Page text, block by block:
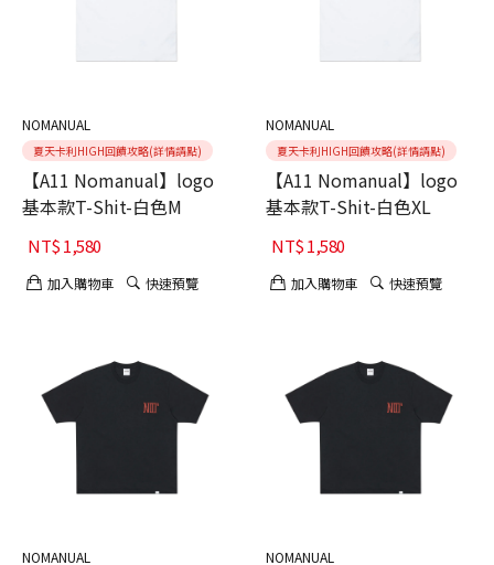
NOMANUAL
夏天卡利HIGH回饋攻略(詳情請點)
【A11 Nomanual】logo
基本款T-Shit-白色M
NT$1,580
加入購物車 快速預覽
NOMANUAL
夏天卡利HIGH回饋攻略(詳情請點)
【A11 Nomanual】logo
基本款T-Shit-白色XL
NT$1,580
加入購物車 快速預覽
NOMANUAL NOMANUAL